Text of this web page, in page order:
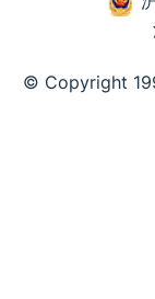
© Copyright